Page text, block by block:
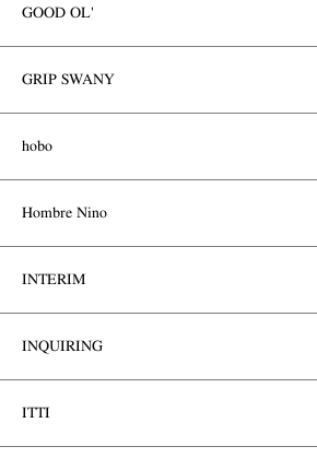
GOOD OL'
GRIP SWANY
hobo
Hombre Nino
INTERIM
INQUIRING
ITTI